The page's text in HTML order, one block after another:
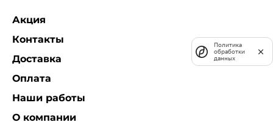
Акция
Контакты
Доставка
Оплата
Наши работы
О компании
Политика
обработки
данных